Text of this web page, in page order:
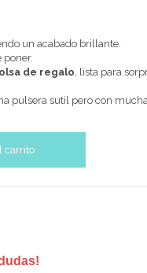
un acabado brillante.
poner.
de regalo , lista para
pulsera sutil pero con
carrito